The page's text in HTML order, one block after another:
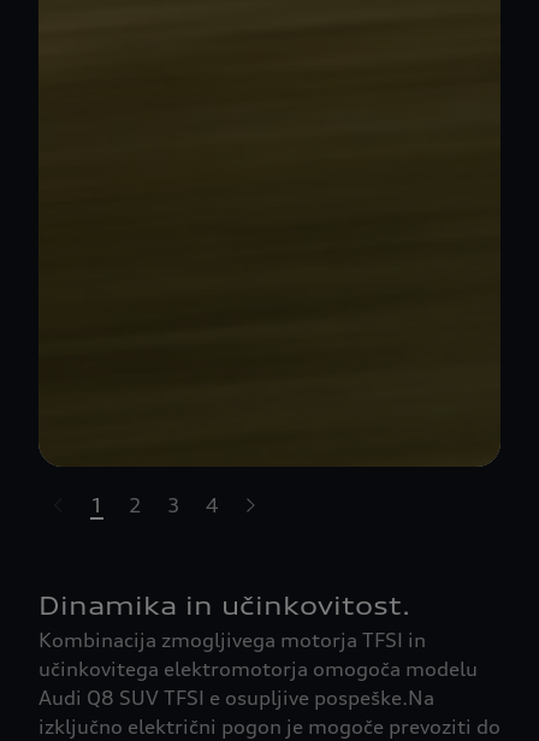
highlights.skipLinkText__
1 2 3 4
Dinamika in učinkovitost.
Kombinacija zmogljivega motorja TFSI in
učinkovitega elektromotorja omogoča modelu
Audi Q8 SUV TFSI e osupljive pospeške.Na
izključno električni pogon je mogoče prevoziti do